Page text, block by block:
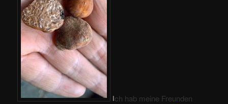
Ich hab meine Freunden